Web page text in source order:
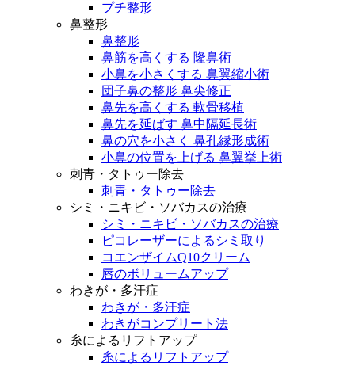
プチ整形
鼻整形
鼻整形
鼻筋を高くする 隆鼻術
小鼻を小さくする 鼻翼縮小術
団子鼻の整形 鼻尖修正
鼻先を高くする 軟骨移植
鼻先を延ばす 鼻中隔延長術
鼻の穴を小さく 鼻孔縁形成術
小鼻の位置を上げる 鼻翼挙上術
刺青・タトゥー除去
刺青・タトゥー除去
シミ・ニキビ・ソバカスの治療
シミ・ニキビ・ソバカスの治療
ピコレーザーによるシミ取り
コエンザイムQ10クリーム
唇のボリュームアップ
わきが・多汗症
わきが・多汗症
わきがコンプリート法
糸によるリフトアップ
糸によるリフトアップ